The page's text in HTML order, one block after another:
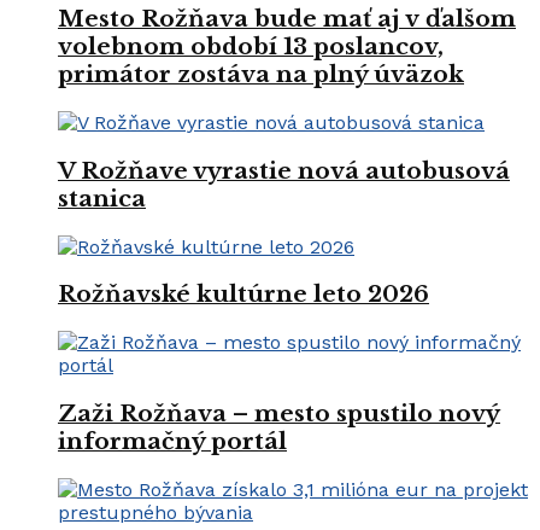
Mesto Rožňava bude mať aj v ďalšom
volebnom období 13 poslancov,
primátor zostáva na plný úväzok
V Rožňave vyrastie nová autobusová
stanica
Rožňavské kultúrne leto 2026
Zaži Rožňava – mesto spustilo nový
informačný portál